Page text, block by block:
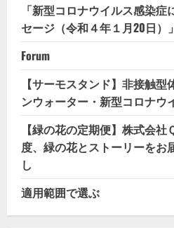
「新型コロナウイルス感染
セージ（令和４年１月20日）」
Forum
【サーモスタンド】非接触
ンウォーター・新型コロナウ
【緑の花の定期便】株式会
度、緑の花とストーリーをお
し
適用範囲で選ぶ